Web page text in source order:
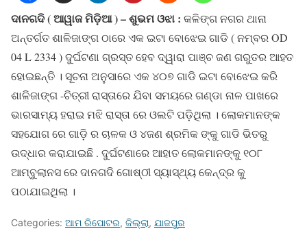
ଦାନଗଦି ( ଆୱାଜ ମିଡ଼ିଆ ) – ଶୁଭମ ଓଝା : କଳିଙ୍ଗ ନଗର ଥାନା
ଅନ୍ତର୍ଗତ ଶାଳିଜାଙ୍ଗ ଠାରେ ଏକ ଇଟା ବୋଝେଇ ଗାଡି ( ନମ୍ବର OD
04 L 2334 ) ଦୁର୍ଘଟଣା ଗ୍ରସ୍ତ ହେବ ଦ୍ୱାରା ପାଞ୍ଚ ଜଣ ଗରୁତର ଆହତ
ହୋଇଛନ୍ତି । ସୂଚନା ଅନୁସାରେ ଏକ ୪୦୭ ଗାଡି ଇଟା ବୋଝେଇ କରି
ଶାଳିଜାଙ୍ଗ -ଚିତ୍ରୀ ରାସ୍ତାରେ ଯିବା ସମୟରେ ଗଣ୍ଡା ନାଳ ପାଖରେ
ଭାରସାମ୍ୟ ହରାଇ ମଝି ରାସ୍ତା ରେ ଓଲଟି ପଡ଼ିଥିଲା । ଲୋକମାନଙ୍କ
ସହଯୋଗ ରେ ଗାଡ଼ି ର ଚାଳକ ଓ ୪ଜଣ ଶ୍ରମିକ ଙ୍କୁ ଗାଡି ଭିତରୁ
ଉଦ୍ଧାର କରାଯାଇଛି . ଦୁର୍ଘଟଣାରେ ଆହାତ ଲୋକମାନଙ୍କୁ ୧୦୮
ଆମ୍ବୁଲାନସ ରେ ଦାନଗଦି ଗୋଷ୍ଠୀ ସ୍ୟାସ୍ଥ୍ୟ କେନ୍ଦ୍ର କୁ
ପଠାଯାଇଥିଲା ।
Categories: ଆମ ରିପୋଟର, ଜିଲ୍ଲା, ଯାଜପୁର